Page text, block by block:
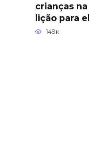
crianças
lição para
149к.